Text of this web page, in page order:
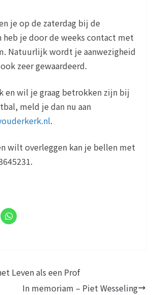
je op de zaterdag bij de
je door de weeks contact met
Natuurlijk wordt je aanwezigheid
zeer gewaardeerd.
wil je graag betrokken zijn bij
meld je dan nu aan
.
wilt overleggen kan je bellen met
Leven als een Prof
In memoriam – Piet Wesseling